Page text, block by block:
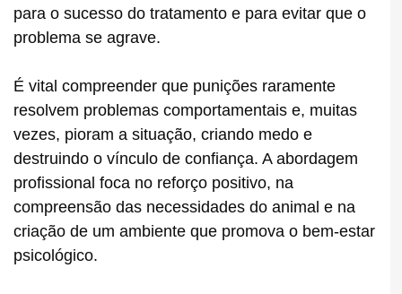
para o sucesso do tratamento e para evitar que o
problema se agrave.
É vital compreender que punições raramente
resolvem problemas comportamentais e, muitas
vezes, pioram a situação, criando medo e
destruindo o vínculo de confiança. A abordagem
profissional foca no reforço positivo, na
compreensão das necessidades do animal e na
criação de um ambiente que promova o bem-estar
psicológico.